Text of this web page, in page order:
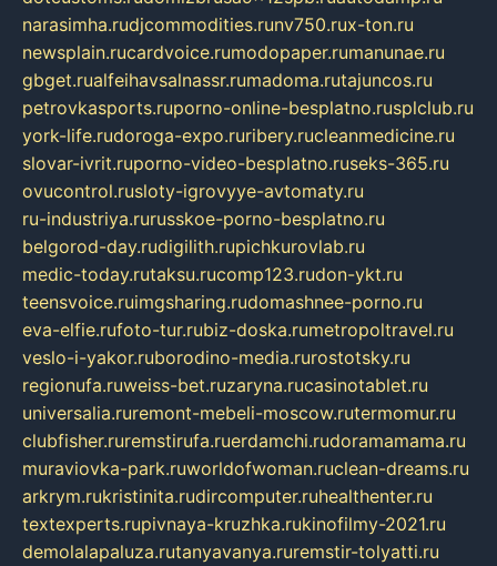
narasimha.rudjcommodities.runv750.rux-ton.ru
newsplain.rucardvoice.rumodopaper.rumanunae.ru
gbget.rualfeihavsalnassr.rumadoma.rutajuncos.ru
petrovkasports.ruporno-online-besplatno.rusplclub.ru
york-life.rudoroga-expo.ruribery.rucleanmedicine.ru
slovar-ivrit.ruporno-video-besplatno.ruseks-365.ru
ovucontrol.rusloty-igrovyye-avtomaty.ru
ru-industriya.rurusskoe-porno-besplatno.ru
belgorod-day.rudigilith.rupichkurovlab.ru
medic-today.rutaksu.rucomp123.rudon-ykt.ru
teensvoice.ruimgsharing.rudomashnee-porno.ru
eva-elfie.rufoto-tur.rubiz-doska.rumetropoltravel.ru
veslo-i-yakor.ruborodino-media.rurostotsky.ru
regionufa.ruweiss-bet.ruzaryna.rucasinotablet.ru
universalia.ruremont-mebeli-moscow.rutermomur.ru
clubfisher.ruremstirufa.ruerdamchi.rudoramamama.ru
muraviovka-park.ruworldofwoman.ruclean-dreams.ru
arkrym.rukristinita.rudircomputer.ruhealthenter.ru
textexperts.rupivnaya-kruzhka.rukinofilmy-2021.ru
demolalapaluza.rutanyavanya.ruremstir-tolyatti.ru